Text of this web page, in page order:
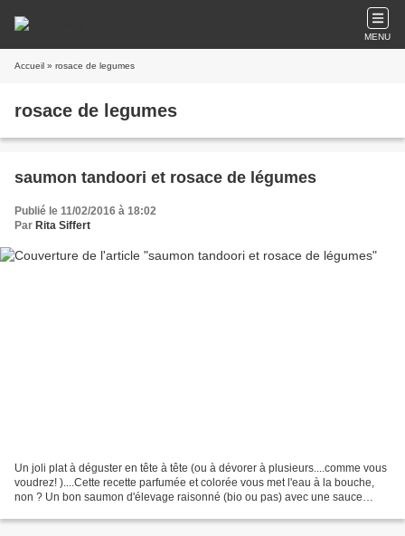
MENU
Accueil » rosace de legumes
rosace de legumes
saumon tandoori et rosace de légumes
Publié le 11/02/2016 à 18:02
Par Rita Siffert
Un joli plat à déguster en tête à tête (ou à dévorer à plusieurs....comme vous
voudrez! )....Cette recette parfumée et colorée vous met l'eau à la bouche,
non ? Un bon saumon d'élevage raisonné (bio ou pas) avec une sauce